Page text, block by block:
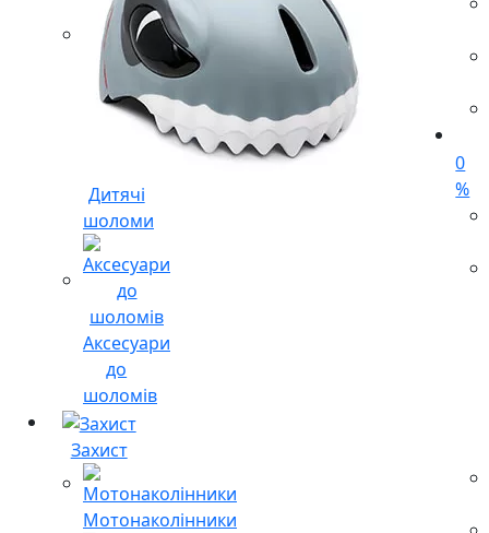
Дитячі
шоломи
Аксесуари
до
шоломів
Захист
Мотонаколінники
0
%